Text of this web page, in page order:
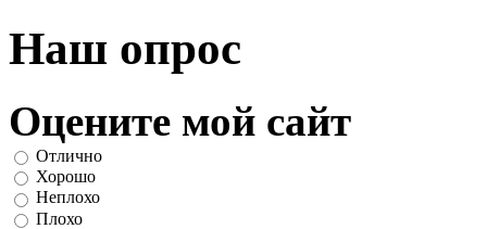
Наш опрос
Оцените мой сайт
Отлично
Хорошо
Неплохо
Плохо